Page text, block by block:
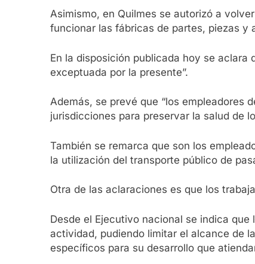
Asimismo, en Quilmes se autorizó a
funcionar las fábricas de partes, piezas
En la disposición publicada hoy se
exceptuada por la presente”.
Además, se prevé que “los empleadores
jurisdicciones para preservar la salud de
También se remarca que son los
la utilización del transporte público de
Otra de las aclaraciones es que los
Desde el Ejecutivo nacional se indica
actividad, pudiendo limitar el alcance de
específicos para su desarrollo que